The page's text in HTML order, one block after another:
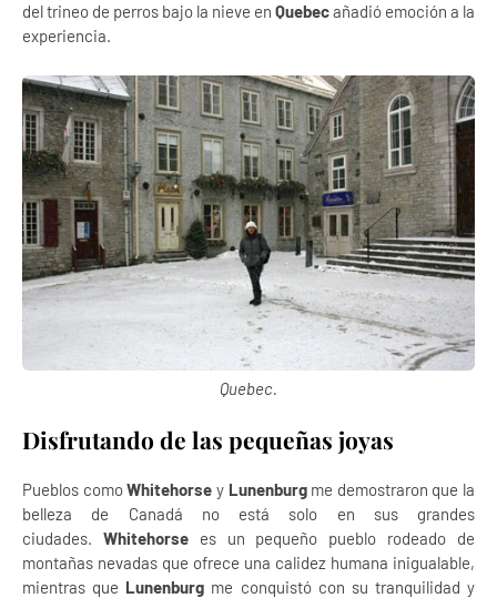
del trineo de perros bajo la nieve en Quebecañadió emoción a la
experiencia.
Quebec.
Disfrutando de las pequeñas joyas
Pueblos comoWhitehorse y Lunenburgme demostraron que la
belleza de Canadá no está solo en sus grandes
ciudades. Whitehorsees un pequeño pueblo rodeado de
montañas nevadas que ofrece una calidez humana inigualable,
mientras que Lunenburg me conquistó con su tranquilidad y